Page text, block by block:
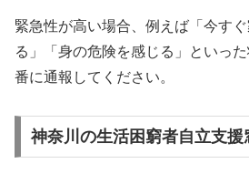
緊急性が高い場合、例えば「今す
る」「身の危険を感じる」といっ
番に通報してください。
神奈川の生活困窮者自立支援